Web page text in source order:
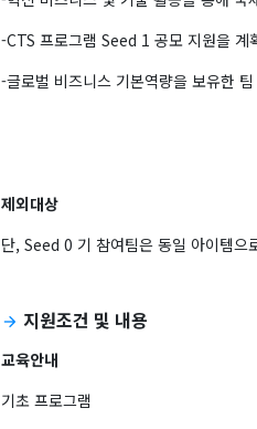
-CTS 프로그램 Seed 1 공모 지원을 계
-글로벌 비즈니스 기본역량을 보유한
제외대상
단, Seed 0 기 참여팀은 동일 아이템으
arrow_forward 지원조건 및 내용
교육안내
기초 프로그램